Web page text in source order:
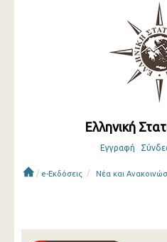
Ελληνική
Εγγραφή
/ e-Εκδόσεις / Νέα και